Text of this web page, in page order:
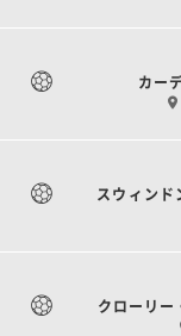
カー